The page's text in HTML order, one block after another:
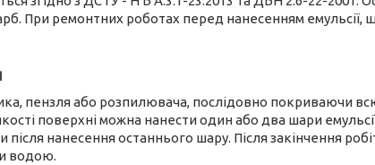
При ремонтних роботах перед нанесенням емульсії,
пензля або розпилювача, послідовно покриваючи
поверхні можна нанести один або два шари
після нанесення останнього шару. Після закінчення
водою.